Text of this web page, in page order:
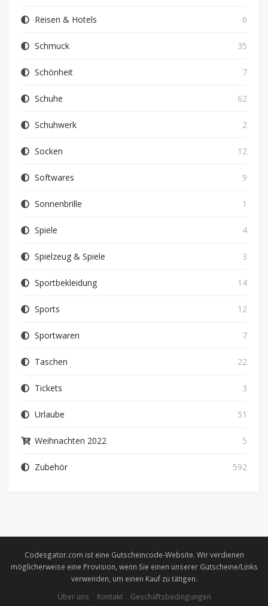
Reisen & Hotels 6
Schmuck 35
Schönheit 7
Schuhe 62
Schuhwerk 2
Socken 12
Softwares 9
Sonnenbrille 1
Spiele 4
Spielzeug & Spiele 3
Sportbekleidung 14
Sports 12
Sportwaren 7
Taschen 22
Tickets 3
Urlaube 51
Weihnachten 2022 5
Zubehör 592
Codesgator.com ist eine Gutscheincode-Website. Wir verdienen
möglicherweise eine Provision, wenn Sie einen unserer Gutscheine/Links
verwenden, um einen Kauf zu tätigen.
Über uns
Kontakt
Geschäftsbedingungen